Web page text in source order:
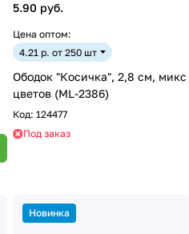
5.90 руб.
Цена оптом:
4.21 р. от 250 шт
Ободок "Косичка", 2,8 см, микс
цветов (ML-2386)
Код: 124477
Под заказ
Новинка